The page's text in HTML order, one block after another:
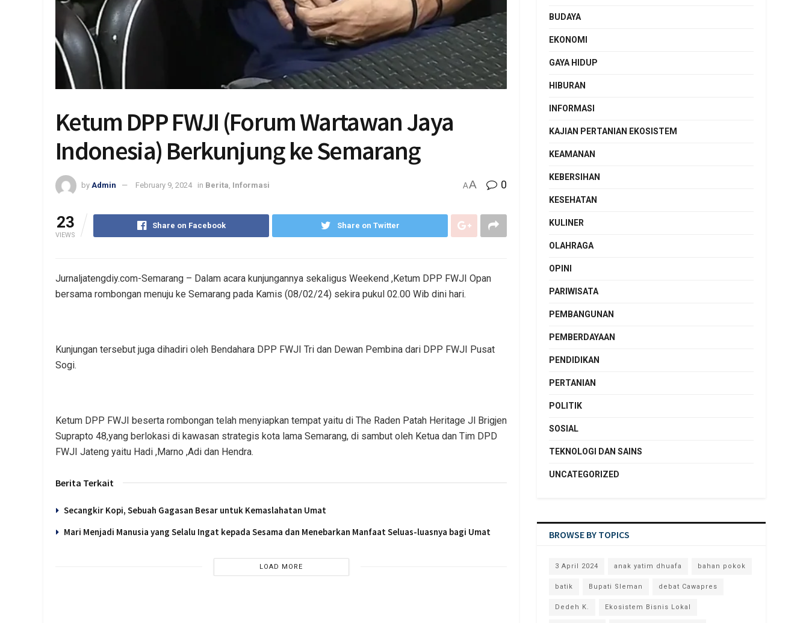
Ketum DPP FWJI (Forum Wartawan Jaya
Indonesia) Berkunjung ke Semarang
by Admin February 9, 2024 in Berita Informasi AA 0
23
VIEWS
Share on Facebook Share on Twitter
Jurnaljatengdiy.com-Semarang – Dalam acara kunjungannya sekaligus Weekend ,Ketum DPP FWJI Opan
bersama rombongan menuju ke Semarang pada Kamis (08/02/24) sekira pukul 02.00 Wib dini hari.
Kunjungan tersebut juga dihadiri oleh Bendahara DPP FWJI Tri dan Dewan Pembina dari DPP FWJI Pusat
Sogi.
Ketum DPP FWJI beserta rombongan telah menyiapkan tempat yaitu di The Raden Patah Heritage Jl Brigjen
Suprapto 48,yang berlokasi di kawasan strategis kota lama Semarang, di sambut oleh Ketua dan Tim DPD
FWJI Jateng yaitu Hadi ,Marno ,Adi dan Hendra.
Berita Terkait
Secangkir Kopi, Sebuah Gagasan Besar untuk Kemaslahatan Umat
Mari Menjadi Manusia yang Selalu Ingat kepada Sesama dan Menebarkan Manfaat Seluas-luasnya bagi Umat
LOAD MORE
BUDAYA
EKONOMI
GAYA HIDUP
HIBURAN
INFORMASI
KAJIAN PERTANIAN EKOSISTEM
KEAMANAN
KEBERSIHAN
KESEHATAN
KULINER
OLAHRAGA
OPINI
PARIWISATA
PEMBANGUNAN
PEMBERDAYAAN
PENDIDIKAN
PERTANIAN
POLITIK
SOSIAL
TEKNOLOGI DAN SAINS
UNCATEGORIZED
BROWSE BY TOPICS
3 April 2024 anak yatim dhuafa bahan pokok
batik Bupati Sleman debat Cawapres
Dedeh K. Ekosistem Bisnis Lokal